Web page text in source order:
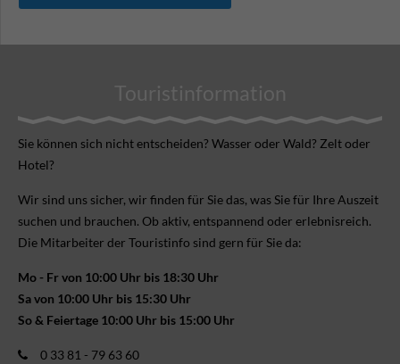
Touristinformation
Sie können sich nicht ent­scheiden? Wasser oder Wald? Zelt oder
Hotel?
Wir sind uns sicher, wir finden für Sie das, was Sie für Ihre Aus­zeit
suchen und brauchen. Ob aktiv, ent­spannend oder erlebnis­reich.
Die Mitarbeiter der Touristinfo sind gern für Sie da:
Mo - Fr von 10:00 Uhr bis 18:30 Uhr
Sa von 10:00 Uhr bis 15:30 Uhr
So & Feiertage 10:00 Uhr bis 15:00 Uhr
0 33 81 - 79 63 60